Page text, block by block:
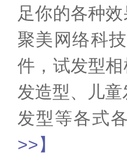
足你的各种
聚美网络科
件，试发型
发造型、儿
发型等各式
>>】